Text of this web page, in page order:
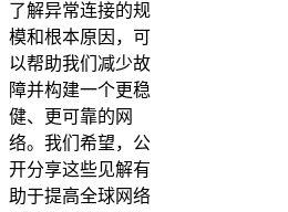
了解异常连接的规
模和根本原因，可
以帮助我们减少故
障并构建一个更稳
健、更可靠的网
络。我们希望，公
开分享这些见解有
助于提高全球网络